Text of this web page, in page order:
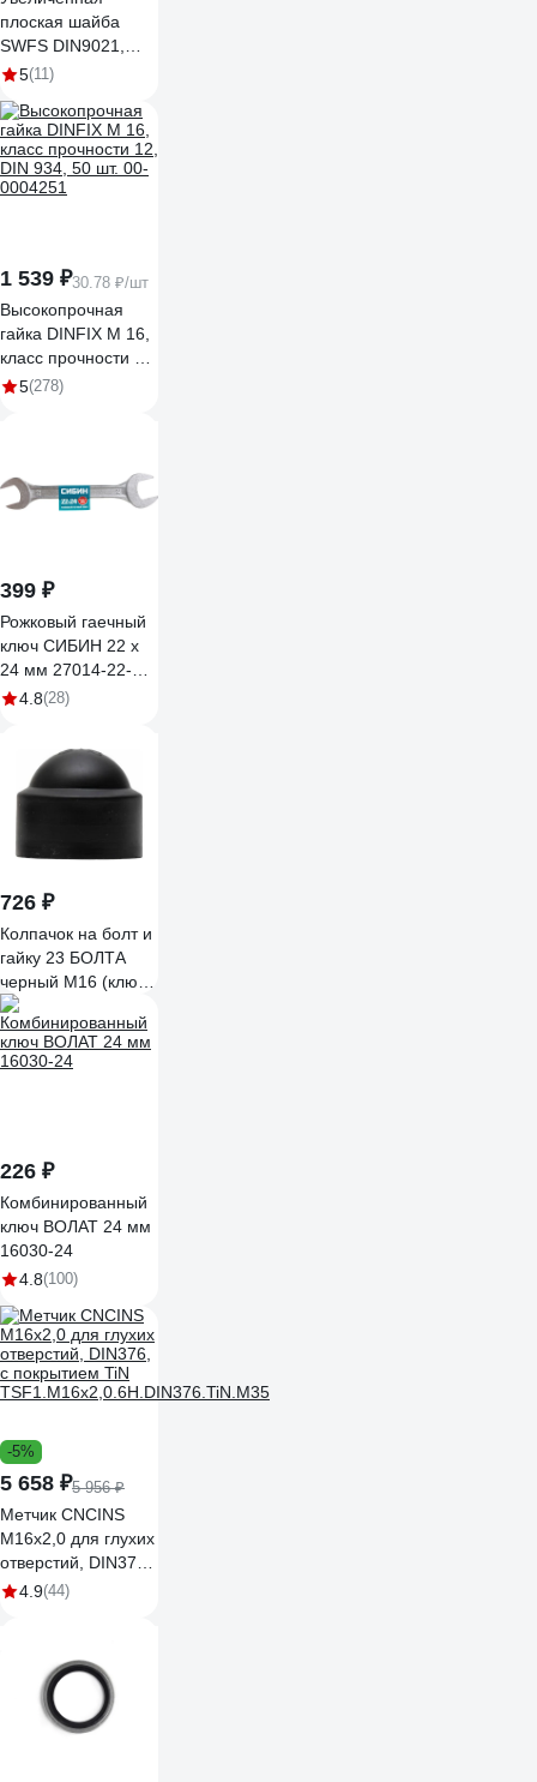
плоская шайба
SWFS DIN9021,
М16, 1 кг
5(11)
1 539 ₽30.78 ₽/шт
Высокопрочная
гайка DINFIX M 16,
класс прочности 12,
DIN 934, 50 шт. 00-
5(278)
399 ₽
Рожковый гаечный
ключ СИБИН 22 x
24 мм 27014-22-
24_z01
4.8(28)
726 ₽
Колпачок на болт и
гайку 23 БОЛТА
черный M16 (ключ
24 мм), 20 шт. 29-
0090ф20
226 ₽
Комбинированный
ключ ВОЛАТ 24 мм
16030-24
4.8(100)
-5%
5 658 ₽5 956 ₽
Метчик CNCINS
М16х2,0 для глухих
отверстий, DIN376,
с покрытием TiN
4.9(44)